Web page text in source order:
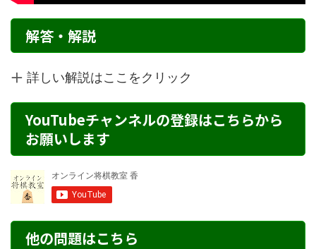
解答・解説
詳しい解説はここをクリック
YouTubeチャンネルの登録はこちらから
お願いします
他の問題はこちら